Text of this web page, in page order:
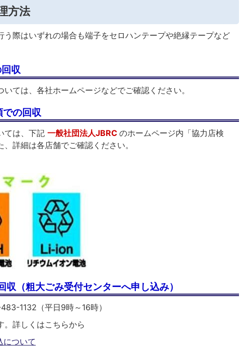
方法
う際はいずれの場合も端子をセロハンテープや絶縁テープなど
収
ては、各社ホームページなどでご確認ください。
での回収
ては、下記 一般社団法人JBRC のホームページ内「協力店検
詳細は各店舗でご確認ください。
（粗大ごみ受付センターへ申し込み）
1132（平日9時～16時）
。詳しくはこちらから
について